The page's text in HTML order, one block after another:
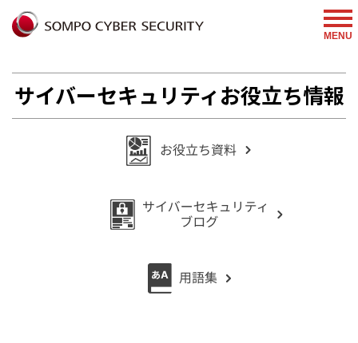
MENU
サイバーセキュリティお役立ち情報